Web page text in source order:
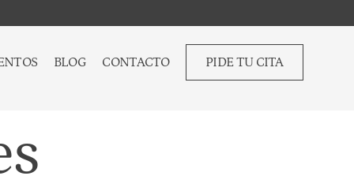
BLOG CONTACTO PIDE TU CITA